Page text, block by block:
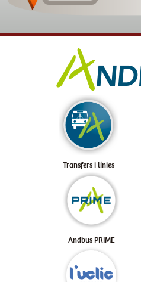
Transfers i línies
Andbus PRIME